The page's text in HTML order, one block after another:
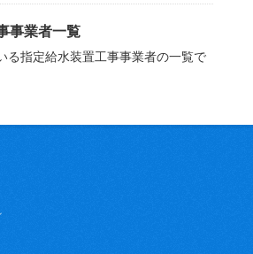
事業者一覧
る指定給水装置工事事業者の一覧で